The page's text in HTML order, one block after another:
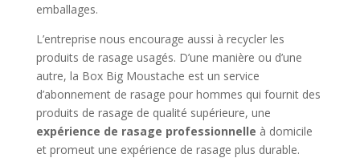
emballages.
L’entreprise nous encourage aussi à recycler les
produits de rasage usagés. D’une manière ou d’une
autre, la Box Big Moustache est un service
d’abonnement de rasage pour hommes qui fournit des
produits de rasage de qualité supérieure, une
expérience de rasage professionnelle à domicile
et promeut une expérience de rasage plus durable.